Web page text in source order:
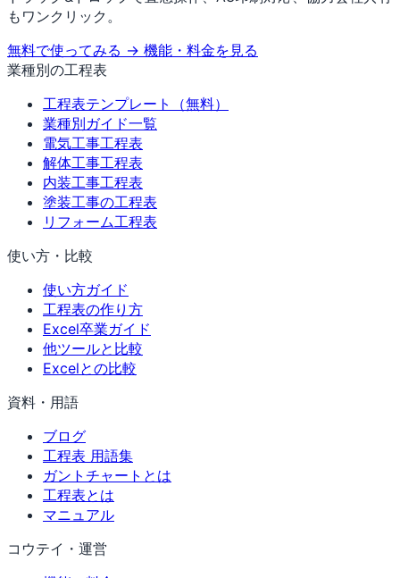
もワンクリック。
無料で使ってみる → 機能・料金を見る
業種別の工程表
工程表テンプレート（無料）
業種別ガイド一覧
電気工事工程表
解体工事工程表
内装工事工程表
塗装工事の工程表
リフォーム工程表
使い方・比較
使い方ガイド
工程表の作り方
Excel卒業ガイド
他ツールと比較
Excelとの比較
資料・用語
ブログ
工程表 用語集
ガントチャートとは
工程表とは
マニュアル
コウテイ・運営